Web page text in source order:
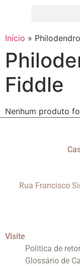
Início »
Fiddle
Nenhum produto
Rua Francisco
Visite
Politica de
Glossário de